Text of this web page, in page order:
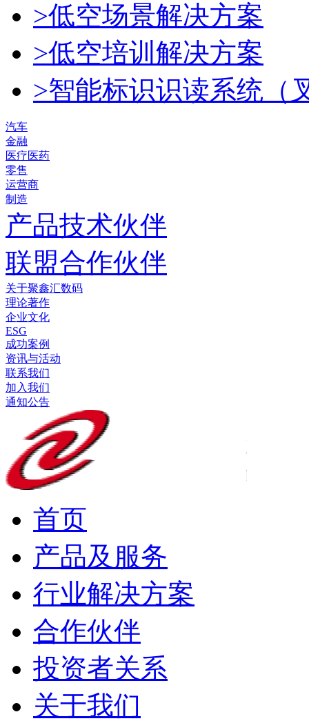
>低空场景解决方案
>低空培训解决方案
>智能标识识读系统（
汽车
金融
医疗医药
零售
运营商
制造
产品技术伙伴
联盟合作伙伴
关于聚鑫汇数码
理论著作
企业文化
ESG
成功案例
资讯与活动
联系我们
加入我们
通知公告
首页
产品及服务
行业解决方案
合作伙伴
投资者关系
关于我们